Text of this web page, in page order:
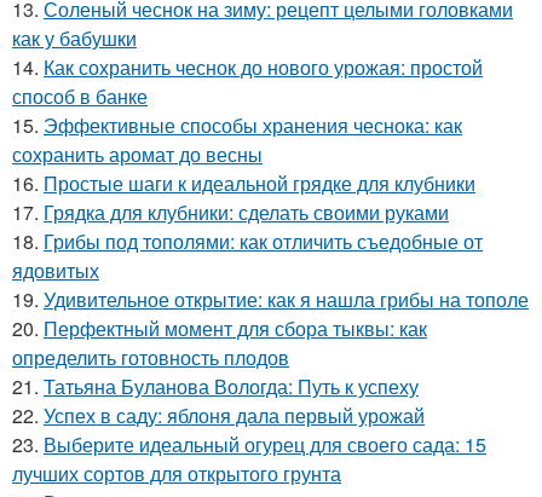
13. Соленый чеснок на зиму: рецепт целыми головками
как у бабушки
14. Как сохранить чеснок до нового урожая: простой
способ в банке
15. Эффективные способы хранения чеснока: как
сохранить аромат до весны
16. Простые шаги к идеальной грядке для клубники
17. Грядка для клубники: сделать своими руками
18. Грибы под тополями: как отличить съедобные от
ядовитых
19. Удивительное открытие: как я нашла грибы на тополе
20. Перфектный момент для сбора тыквы: как
определить готовность плодов
21. Татьяна Буланова Вологда: Путь к успеху
22. Успех в саду: яблоня дала первый урожай
23. Выберите идеальный огурец для своего сада: 15
лучших сортов для открытого грунта